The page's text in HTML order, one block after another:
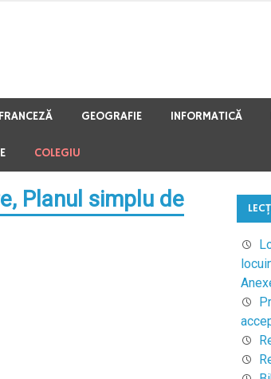
FRANCEZĂ GEOGRAFIE INFORMATICĂ
COLEGIU
Planul simplu de